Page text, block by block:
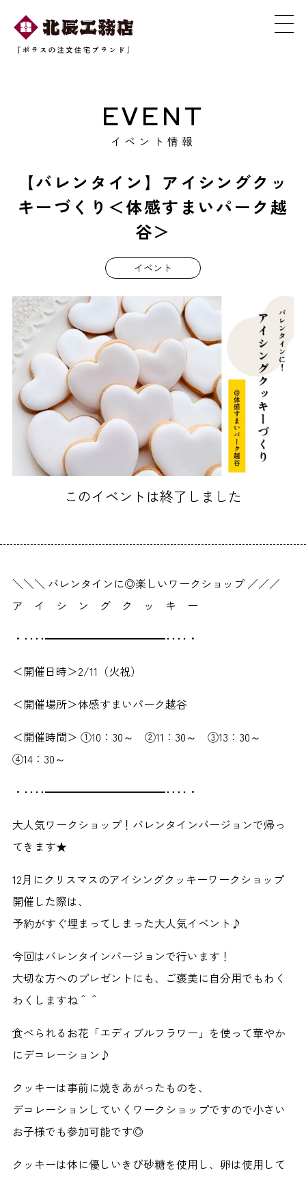
EVENT
イベント情報
【バレンタイン】アイシングクッ
キーづくり＜体感すまいパーク越
谷＞
イベント
このイベントは終了しました
＼＼＼ バレンタインに◎楽しいワークショップ ／／／
ア イ シ ン グ ク ッ キ ー
・････━━━━━━━━━━━････・
＜開催日時＞2/11（火祝）
＜開催場所＞体感すまいパーク越谷
＜開催時間＞ ①10：30～ ②11：30～ ③13：30～
④14：30～
・････━━━━━━━━━━━････・
大人気ワークショップ！バレンタインバージョンで帰っ
てきます★
12月にクリスマスのアイシングクッキーワークショップ
開催した際は、
予約がすぐ埋まってしまった大人気イベント♪
今回はバレンタインバージョンで行います！
大切な方へのプレゼントにも、ご褒美に自分用でもわく
わくしますね＾＾
食べられるお花「エディブルフラワー」を使って華やか
にデコレーション♪
クッキーは事前に焼きあがったものを、
デコレーションしていくワークショップですので小さい
お子様でも参加可能です◎
クッキーは体に優しいきび砂糖を使用し、卵は使用して